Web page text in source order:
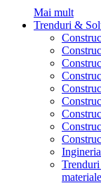
Mai mult
Trenduri &